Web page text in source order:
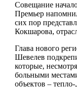
Совещание
Премьер
сих пор
Кокшарова,
Глава нового
Шевелев
которые,
больными
объектов –